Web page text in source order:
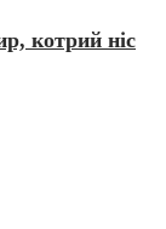
котрий ніс